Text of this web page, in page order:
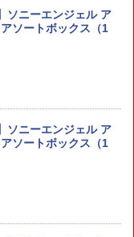
ンダー 【2857405】
ットカード決済限
動戦士ガンダム00
ーガンダム】
ソニーエンジェル ア
ソートボックス（1
ソニーエンジェル ア
ソートボックス（1